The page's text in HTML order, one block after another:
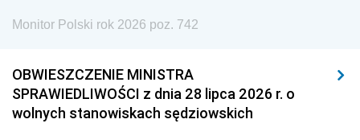
Monitor Polski rok 2026 poz. 742
OBWIESZCZENIE MINISTRA
SPRAWIEDLIWOŚCI z dnia 28 lipca 2026 r. o
wolnych stanowiskach sędziowskich